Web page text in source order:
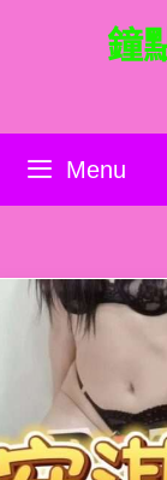
內
鐘
Menu